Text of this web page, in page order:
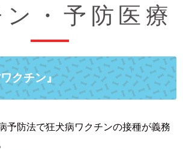
・予防医療
クチン』
予防法で狂犬病ワクチンの接種が義務